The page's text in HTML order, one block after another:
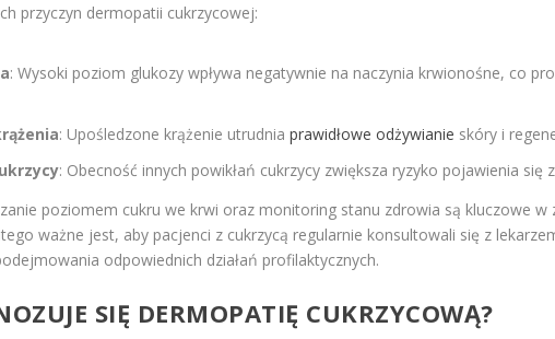
przyczyn dermopatii cukrzycowej:
: Wysoki poziom glukozy wpływa negatywnie na naczynia krwionośne, co
: Upośledzone krążenie utrudniaprawidłowe odżywianie skóry i
: Obecność innych powikłań cukrzycy zwiększa ryzyko pojawienia się
poziomem cukru we krwi oraz monitoring stanu zdrowia są kluczowe
ważne jest, aby pacjenci z cukrzycą regularnie konsultowali się z
odpowiednich działań profilaktycznych.
SIĘ DERMOPATIĘ CUKRZYCOWĄ?